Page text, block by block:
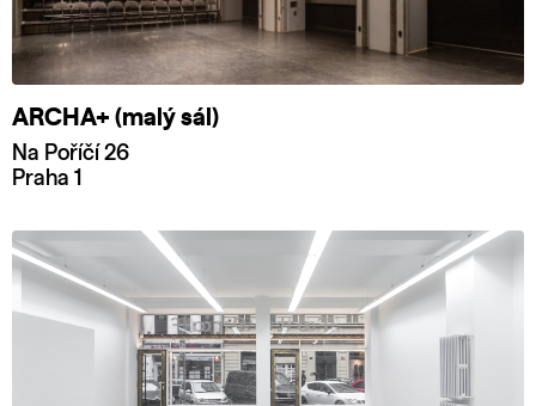
ARCHA+ (malý sál)
Na Poříčí 26
Praha 1